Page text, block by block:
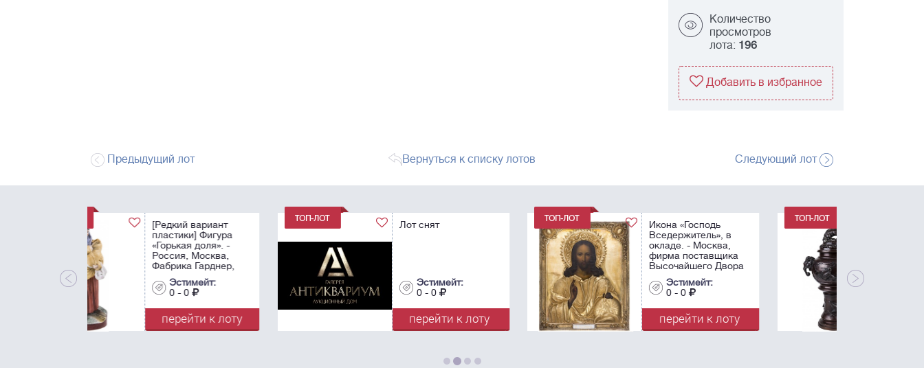
Количество
просмотров
лота: 196
Добавить в избранное
Предыдущий лот Вернуться к списку лотов Следующий лот
Лот снят
перейти к лоту
Вседержитель», в
окладе. - Москва,
фирма поставщика
Высочайшего Двора
И. Сазикова, 1853. -
перейти к лоту
Ваза-курильница
(коро). - Китай, XIX
век. - Высота: 45 см
(с крышкой).
перейти к лоту